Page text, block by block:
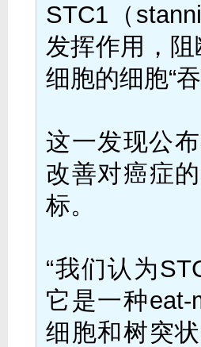
STC1（
发挥作用，
细胞的细胞“吞
这一发现公
改善对癌症
标。
“我们认为
它是一种
细胞和树突